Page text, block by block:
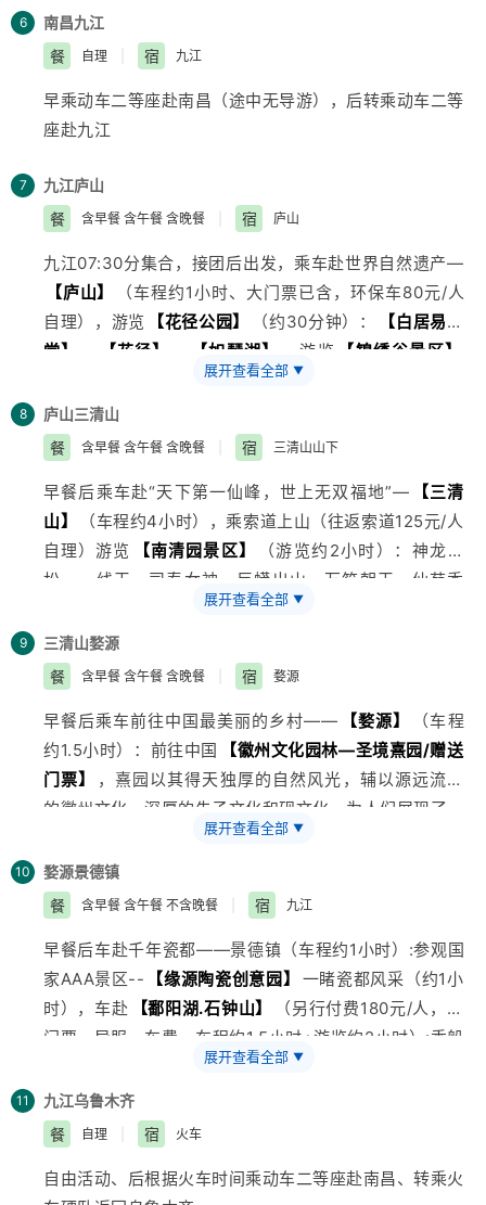
高的全透明玻璃桥，玻璃桥总长430米、宽6米，桥面距
谷底约300米，可站800人。桥面全部采用透明玻璃铺
设，桥中心有全球最高的蹦极台，整个工程无钢筋支架，
是一种全玻璃结构的桥梁。此玻璃桥还是世界首座斜拉式
览、只能近观、不能上桥体验）；首次使用新型复合材料
建造桥梁等多项世界之最。游览
藤】
【梦幻彩虹】
【红旗渠瀑布群】 【炭窑遗址】 入住酒店。
兰古城 七彩迷宫、石兵列阵、城堡峰塔被誉为武陵第一
奇观。2013年荣获“中国最美地质公园”第一名。60分钟
船票未含）它是沈从文笔下最后的一段风景，有着湘西最
美河流之称的“酉水风情画廊”2015年首次向世人揭开神
工号子依然高亢，山歌小调温婉如昔，讲述着这山这水这
人的快乐与沧桑。悬棺 观音坐莲 酉水大峡谷，给人古朴
新奇 幽静而又能让人激动人心的感受！
品尝苗家长龙宴。2小时左右抵达凤凰，客人可自由游览
凤凰夜景，自行漫步沱江边,品味独特的苗疆风情。
民族风情工艺品一条街，观赏虹桥风雨楼，杨氏宗祠—杨
家祠堂，崇德堂，江西
苗家姜糖制作流程等，沿沱江两岸漫步（欣赏悠悠沱江
水，翩翩吊脚楼，一种远离尘嚣的感觉油然而生），欣赏
沙湾吊角楼及电影《湘西缴匪记》的拍摄原址。
钟）。入住酒店。
6 南昌九江
餐
自理 宿 九江
早乘动车二等座赴南昌（途中无导游），后转乘动车二等
座赴九江
7 九江庐山
餐
含早餐 含午餐 含晚餐 宿 庐山
九江07:30分集合，接团后出发，乘车赴世界自然遗产—
【庐山】
（车程约1小时、大门票已含，环保车80元/人
自理），游览
【花径公园】 （约30分钟）：
【白居易草
堂】
【花径】 【如琴湖】 ，游览
【锦绣谷景区】
（约1.5小时）：全长1452米：走神龙巧救朱元璋
桥】、无限风光在
洞】 、明朝石亭 【御碑亭】，参观【美庐别墅】
20分钟），游览
【庐山会址旧址】
中共中央曾在这里举行了三次重要会议，游览庐山八大景
点之首 【含鄱口】 （约30分钟），游览庐山最大瀑布
【三叠泉瀑布】（游览2小时、往返索道自理80元/
人），游毕车赴酒店入住。
展开查看全部 ▼
8 庐山三清山
餐
含早餐 含午餐 含晚餐 宿 三清山山下
早餐后乘车赴“天下第一仙峰，世上无双福地”—
【三清
山】
（车程约4小时），乘索道上山（往返索道125元/人
自理）游览
【南清园景区】
（游览约2小时）：神龙戏
松，一线天，司春女神，巨蟒出山，万笏朝天，仙苑秀
峰，三龙出海等。前往 【西海岸景区】
时），在此可亲身体验审报吉尼斯世界纪录、全长几千米
西海栈道的全过程。身临西海岸，在悬崖绝壁之上闲庭信
步，远观壮阔云海、恢弘晚霞、连绵群峰、幽深峡谷、气
象非凡。下山后，入住三清山山下酒店。
展开查看全部 ▼
9 三清山婺源
餐
含早餐 含午餐 含晚餐 宿 婺源
早餐后乘车前往中国最美丽的乡村—— 【婺源】
（车程
约1.5小时）：前往中国
【徽州文化园林—圣境熹园/赠送
门票】
，熹园以其得天独厚的自然风光，辅以源远流长
的徽州文化、深厚的朱子文化和砚文化，为人们展现了一
处不一样的“江南文化园林”。车往
送门票】（车程约30分）：瑶湾就坐落在考水村两里外
的山坳中，那里群山围绕，溪水长流，由进士、文昌阁、
郡马楼，清一色官邸人家；及宗祠古院、琴房书院、舞榭
歌台。。。。。。影射出考水千年的大唐遗风、沧桑风
貌。“三千年读史不外乎功名利禄，九万里江山终归是诗
酒田园”，驿道漫步，写生摄影，耕种采摘、生态美食，
在天然氧吧的田园中享受“乡村慢生活”的惬意，瑶湾打造
特品牌。中餐后，参观
钟）：领略江南蚕丝文化，车赴
故宫的人都知道里面有个乾隆花园，就象品茶讲究茶韵，
展开查看全部 ▼
10 婺源景德镇
餐
含早餐 含午餐 不含晚餐 宿 九江
早餐后车赴千年瓷都——景德镇（车程约1小时）:参观国
家AAA景区--
【缘源陶瓷创意园】
一睹瓷都风采（约1小
时），车赴
【鄱阳湖.石钟山】
（另行付费180元/人，含
门票、导服、车费、车程约1.5小时+游览约2小时）:乘船
游鄱阳湖，观赏中国最大的淡水湖—鄱阳湖的美景，观看
鄱阳湖和长江的清浊分界线，上山游览苏轼夜泊处、清咸
丰皇帝批谕兴建的照忠祠，江天一览亭，太平军堡垒旧址
等景点】。车赴九江（车程约1小时）,逛
市-【绿滋肴超市】（约40分钟），游毕后入住酒店。
展开查看全部 ▼
11 九江乌鲁木齐
餐
自理 宿 火车
自由活动、后根据火车时间乘动车二等座赴南昌、转乘火